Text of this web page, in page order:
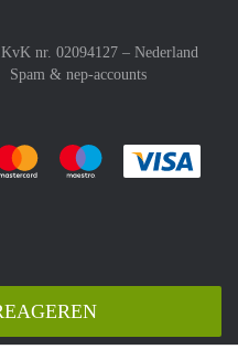
nr. 02094127 – Nederland
Spam & nep-accounts
gemakkelijk af met Paypal
Je rekent gemakkelijk af met
Je rekent